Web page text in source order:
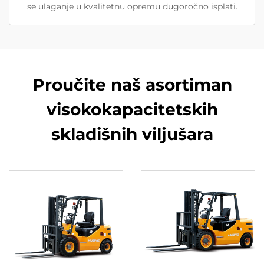
se ulaganje u kvalitetnu opremu dugoročno isplati.
Proučite naš asortiman
visokokapacitetskih
skladišnih viljušara